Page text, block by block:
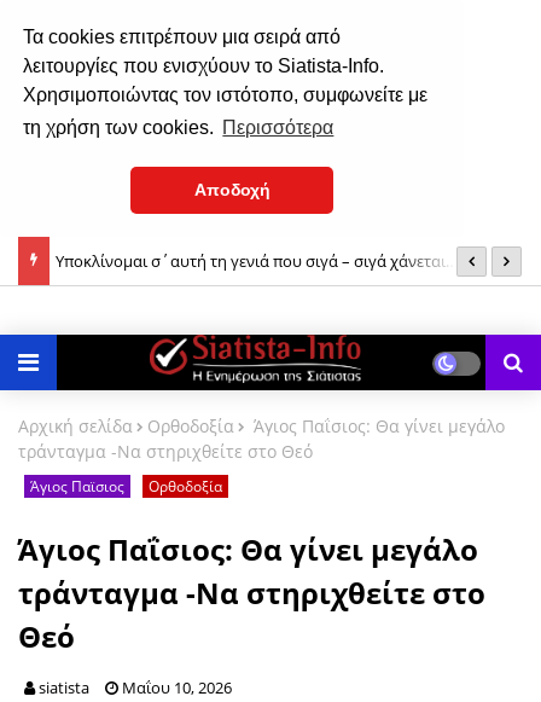
Τα cookies επιτρέπουν μια σειρά από
λειτουργίες που ενισχύουν το Siatista-Info.
Χρησιμοποιώντας τον ιστότοπο, συμφωνείτε με
τη χρήση των cookies. Περισσότερα
Αποδοχή
Υποκλίνομαι σ΄αυτή τη γενιά που σιγά – σιγά χάνεται…
Αρχική σελίδα Ορθοδοξία
Άγιος Παΐσιος: Θα γίνει μεγάλο
τράνταγμα -Να στηριχθείτε στο Θεό
Άγιος Παϊσιος Ορθοδοξία
Άγιος Παΐσιος: Θα γίνει μεγάλο
τράνταγμα -Να στηριχθείτε στο
Θεό
siatista Μαΐου 10, 2026